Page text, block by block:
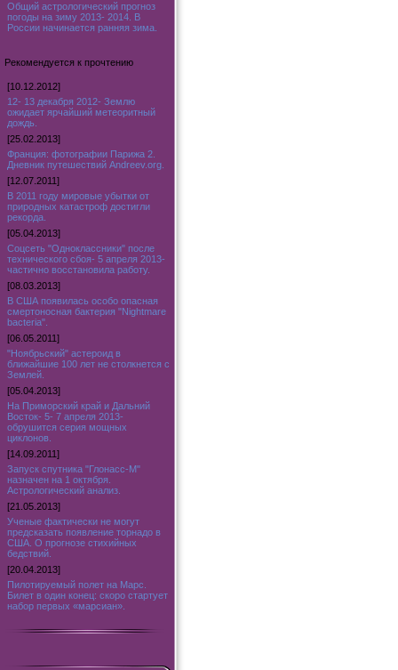
Общий астрологический прогноз
погоды на зиму 2013- 2014. В
России начинается ранняя зима.
Рекомендуется к прочтению
[10.12.2012]
12- 13 декабря 2012- Землю
ожидает ярчайший метеоритный
дождь.
[25.02.2013]
Франция: фотографии Парижа 2.
Дневник путешествий Andreev.org.
[12.07.2011]
В 2011 году мировые убытки от
природных катастроф достигли
рекорда.
[05.04.2013]
Соцсеть "Одноклассники" после
технического сбоя- 5 апреля 2013-
частично восстановила работу.
[08.03.2013]
В США появилась особо опасная
смертоносная бактерия "Nightmare
bacteria".
[06.05.2011]
"Ноябрьский" астероид в
ближайшие 100 лет не столкнется с
Землей.
[05.04.2013]
На Приморский край и Дальний
Восток- 5- 7 апреля 2013-
обрушится серия мощных
циклонов.
[14.09.2011]
Запуск спутника "Глонасс-М"
назначен на 1 октября.
Астрологический анализ.
[21.05.2013]
Ученые фактически не могут
предсказать появление торнадо в
США. О прогнозе стихийных
бедствий.
[20.04.2013]
Пилотируемый полет на Марс.
Билет в один конец: скоро стартует
набор первых «марсиан».